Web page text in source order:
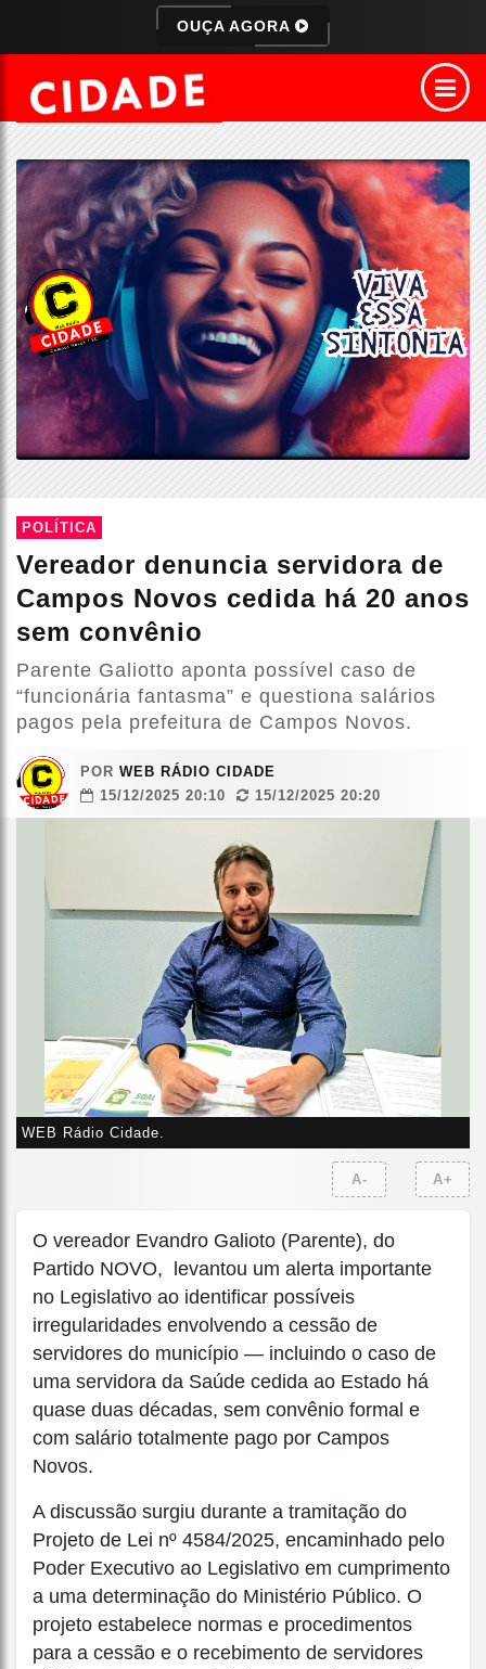
OUÇA AGORA
POLÍTICA
Vereador denuncia servidora de
Campos Novos cedida há 20 anos
sem convênio
Parente Galiotto aponta possível caso de
“funcionária fantasma” e questiona salários
pagos pela prefeitura de Campos Novos.
POR WEB RÁDIO CIDADE
15/12/2025 20:10
15/12/2025 20:20
WEB Rádio Cidade.
A- A+
O vereador Evandro Galioto (Parente), do
Partido NOVO, levantou um alerta importante
no Legislativo ao identificar possíveis
irregularidades envolvendo a cessão de
servidores do município — incluindo o caso de
uma servidora da Saúde cedida ao Estado há
quase duas décadas, sem convênio formal e
com salário totalmente pago por Campos
Novos.
A discussão surgiu durante a tramitação do
Projeto de Lei nº 4584/2025, encaminhado pelo
Poder Executivo ao Legislativo em cumprimento
a uma determinação do Ministério Público. O
projeto estabelece normas e procedimentos
para a cessão e o recebimento de servidores